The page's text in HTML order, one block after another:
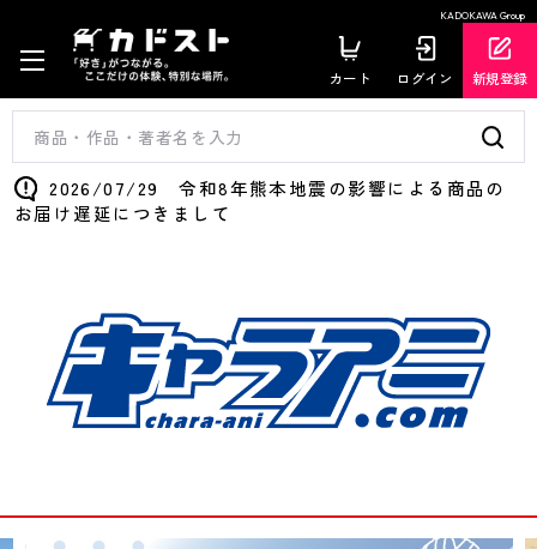
KADOKAWA Group
カート ログイン 新規登録
2026/07/29 令和8年熊本地震の影響による商品の
お届け遅延につきまして